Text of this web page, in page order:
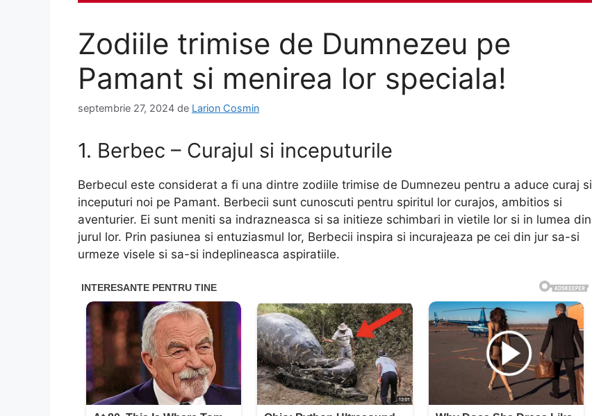
Zodiile trimise de Dumnezeu pe
Pamant si menirea lor speciala!
septembrie 27, 2024 de Larion Cosmin
1. Berbec – Curajul si inceputurile
Berbecul este considerat a fi una dintre zodiile trimise de Dumnezeu pentru a aduce curaj si
inceputuri noi pe Pamant. Berbecii sunt cunoscuti pentru spiritul lor curajos, ambitios si
aventurier. Ei sunt meniti sa indrazneasca si sa initieze schimbari in vietile lor si in lumea din
jurul lor. Prin pasiunea si entuziasmul lor, Berbecii inspira si incurajeaza pe cei din jur sa-si
urmeze visele si sa-si indeplineasca aspiratiile.